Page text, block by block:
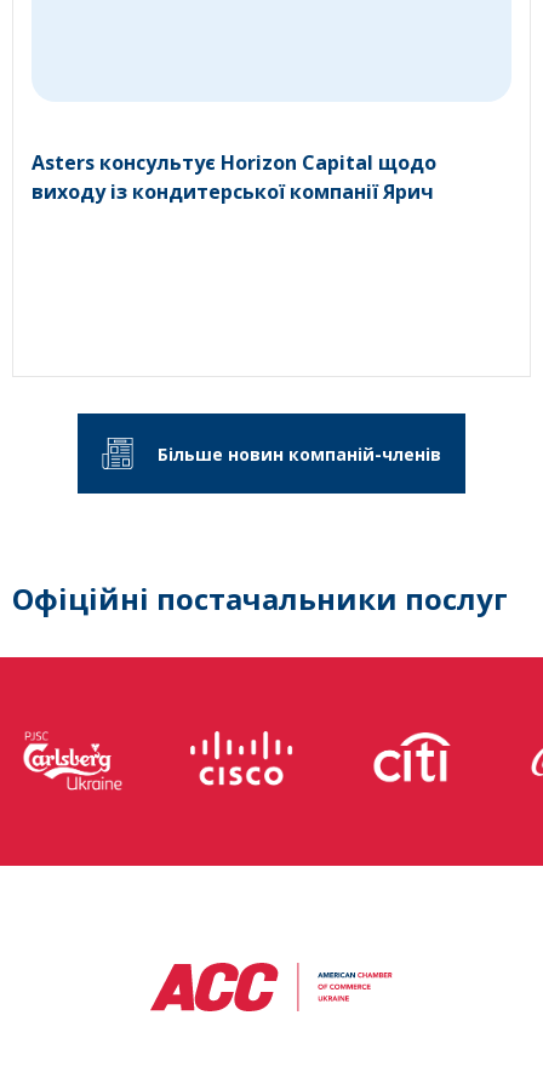
Asters консультує Horizon Capital щодо
виходу із кондитерської компанії Ярич
Більше новин компаній-членів
Офіційні постачальники послуг